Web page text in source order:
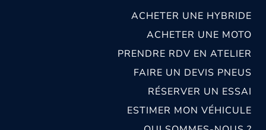
ACHETER UNE HYBRIDE
ACHETER UNE MOTO
PRENDRE RDV EN ATELIER
FAIRE UN DEVIS PNEUS
RÉSERVER UN ESSAI
ESTIMER MON VÉHICULE